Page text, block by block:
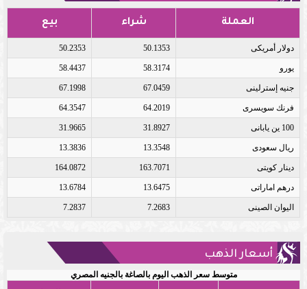
العملة شراء بيع
دولار أمريكى 50.1353
50.2353
يورو 58.3174
58.4437
جنيه إسترلينى 67.0459
67.1998
فرنك سويسرى 64.2019
64.3547
100 ين يابانى 31.8927
31.9665
ريال سعودى 13.3548
13.3836
دينار كويتى 163.7071
164.0872
درهم اماراتى 13.6475
13.6784
اليوان الصينى 7.2683
7.2837
أسعار الذهب
متوسط سعر الذهب اليوم بالصاغة بالجنيه المصري